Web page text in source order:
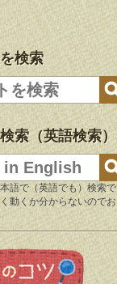
検索
索（英語検索）
語で（英語でも）検索で
動くか分からないのでお